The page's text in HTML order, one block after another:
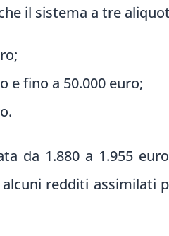
il sistema a tre
e fino a 50.000 euro;
da 1.880 a 1.955
alcuni redditi